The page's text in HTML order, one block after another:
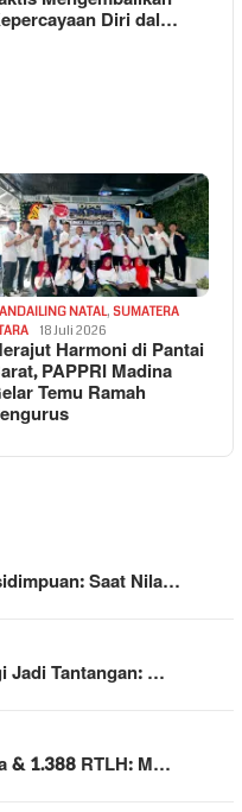
Diri dal…
NATAL, SUMATERA
18 Juli 2026
Harmoni di Pantai
PAPPRI Madina
Temu Ramah
Saat Nila…
Jadi Tantangan: …
& 1.388 RTLH: M…